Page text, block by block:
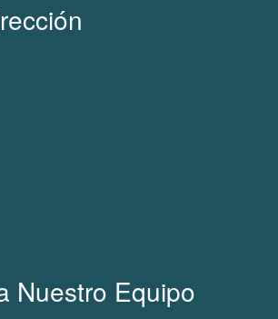
Nuestro Equipo